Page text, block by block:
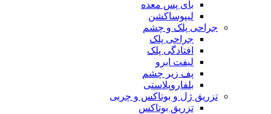
بای پس معده
لیپوساکشن
جراحی پلک و چشم
جراحی پلک
افتادگی پلک
لیفت ابرو
پف زیر چشم
بلفاروپلاستی
تزریق ژل و بوتاکس و چربی
تزریق بوتاکس